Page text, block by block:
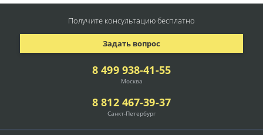
8 499 938-41-55
Москва
8 812 467-39-37
Санкт-Петербург
Задать вопрос
Получите консультациюбесплатно